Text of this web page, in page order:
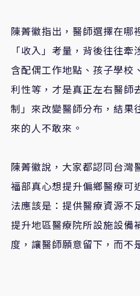
陳菁徽指出 ， 醫師選擇在哪
「收入」考量 ， 背後往往牽
含配偶工作地點、孩子學校
利性等，才是真正左右醫師
制」來改變醫師分布，結果
來的人不敢來。
陳菁徽說 ，大家都認同台灣
福部真心想提升偏鄉醫療可
法應該是：提供醫療資源不
提升地區醫療院所設施設備
度，讓醫師願意留下，而不